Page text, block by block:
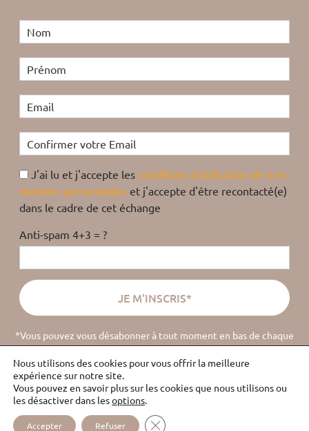
J'ai lu et j'accepte les conditions d'utilisation de mes
données personnelles et j'accepte d'être recontacté(e)
dans le cadre de cet échange
Anti-spam 4+3 = ?
*Vous pouvez vous désabonner à tout moment en bas de chaque
email(lire la politique de confidentialité).
ABUS
SITE
Nous utilisons des cookies pour vous offrir la meilleure
expérience sur notre site.
Vous pouvez en savoir plus sur les cookies que nous utilisons ou
les désactiver dans lesoptions.
Accepter Refuser FERMER LA BANNIÈRE DES